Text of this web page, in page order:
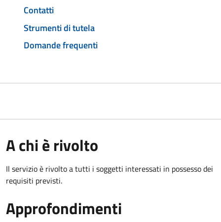
Contatti
Strumenti di tutela
Domande frequenti
A chi è rivolto
Il servizio è rivolto a tutti i soggetti interessati in possesso dei
requisiti previsti.
Approfondimenti